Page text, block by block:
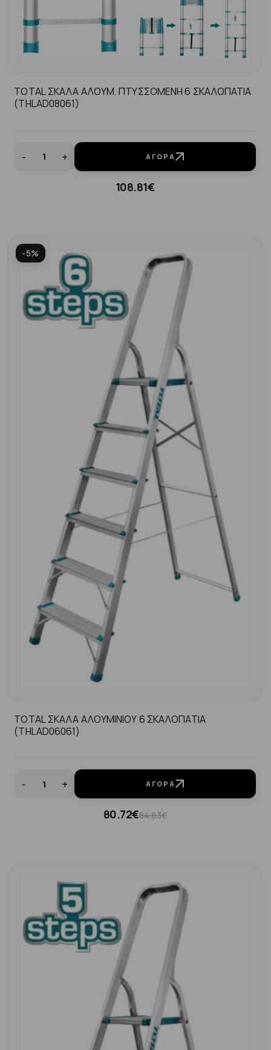
TOTAL ΣΚΑΛΑ ΑΛΟΥΜ. ΠΤΥΣΣΟΜΕΝΗ 6 ΣΚΑΛΟΠΑΤΙΑ
(THLAD08061)
- + ΑΓΟΡΆ
108.81€
-5%
TOTAL ΣΚΑΛΑ ΑΛΟΥΜΙΝΙΟΥ 6 ΣΚΑΛΟΠΑΤΙΑ
(THLAD06061)
- + ΑΓΟΡΆ
80.72€84.63€